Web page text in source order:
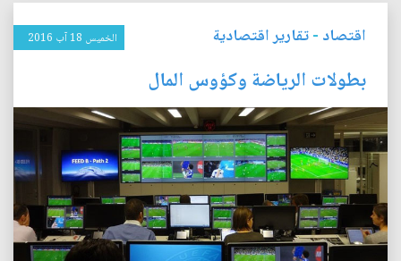
اقتصاد -تقارير اقتصادية الخميس 18 آب 2016
بطولات الرياضة وكؤوس المال